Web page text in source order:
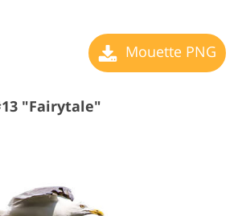
Mouette PNG
"Fairytale"